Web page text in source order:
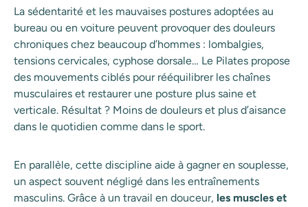
La sédentarité et les mauvaises postures adoptées au
bureau ou en voiture peuvent provoquer des douleurs
chroniques chez beaucoup d’hommes : lombalgies,
tensions cervicales, cyphose dorsale… Le Pilates propose
des mouvements ciblés pour rééquilibrer les chaînes
musculaires et restaurer une posture plus saine et
verticale. Résultat ? Moins de douleurs et plus d’aisance
dans le quotidien comme dans le sport.
En parallèle, cette discipline aide à gagner en souplesse,
un aspect souvent négligé dans les entraînements
masculins. Grâce à un travail en douceur, les muscles et